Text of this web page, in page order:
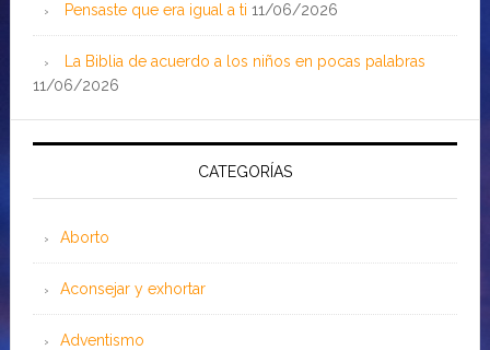
Pensaste que era igual a ti 11/06/2026
La Biblia de acuerdo a los niños en pocas palabras
11/06/2026
CATEGORÍAS
Aborto
Aconsejar y exhortar
Adventismo